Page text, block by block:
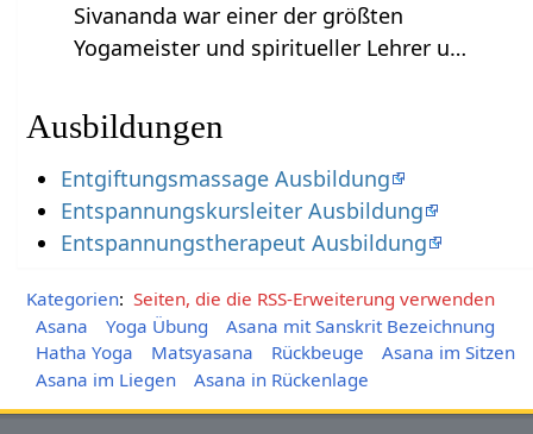
Sivananda war einer der größten
Yogameister und spiritueller Lehrer u…
Ausbildungen
Entgiftungsmassage Ausbildung
Entspannungskursleiter Ausbildung
Entspannungstherapeut Ausbildung
Kategorien: Seiten, die die RSS-Erweiterung verwenden
Asana
Yoga Übung
Asana mit Sanskrit Bezeichnung
Hatha Yoga
Matsyasana Rückbeuge
Asana im Sitzen
Asana im Liegen
Asana in Rückenlage